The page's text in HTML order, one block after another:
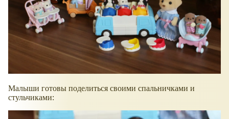
Малыши готовы поделиться своими спальничками и
стульчиками: